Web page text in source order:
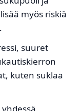
myös riskiä
suuret
kuten suklaa